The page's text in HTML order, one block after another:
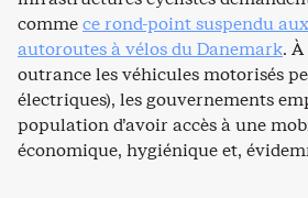
commece rond-point suspendu
autoroutes à vélos du Danemark.
outrance les véhicules motorisés
électriques), les gouvernements
population d’avoir accès à une
économique, hygiénique et,